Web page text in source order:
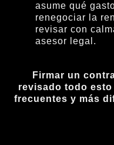
asume qué
renegociar la
revisar con
asesor legal.
Firmar un
revisado todo
frecuentes y más